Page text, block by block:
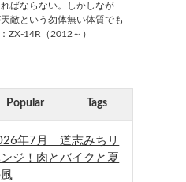
ばならない。しかしなが
敵という勿体無い体質でも
ZX-14R（2012～）
Popular Tags
年7月 道志みちリ
ジ！肉とバイクと夏